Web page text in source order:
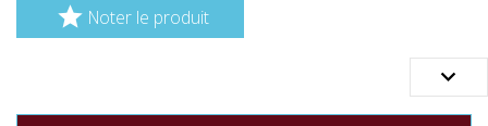
 Noter le produit
